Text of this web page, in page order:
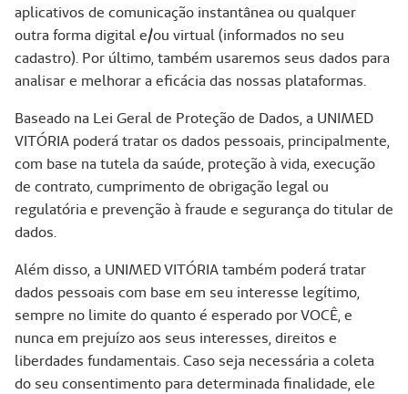
aplicativos de comunicação instantânea ou qualquer
outra forma digital e/ou virtual (informados no seu
cadastro). Por último, também usaremos seus dados para
analisar e melhorar a eficácia das nossas plataformas.
Baseado na Lei Geral de Proteção de Dados, a UNIMED
VITÓRIA poderá tratar os dados pessoais, principalmente,
com base na tutela da saúde, proteção à vida, execução
de contrato, cumprimento de obrigação legal ou
regulatória e prevenção à fraude e segurança do titular de
dados.
Além disso, a UNIMED VITÓRIA também poderá tratar
dados pessoais com base em seu interesse legítimo,
sempre no limite do quanto é esperado por VOCÊ, e
nunca em prejuízo aos seus interesses, direitos e
liberdades fundamentais. Caso seja necessária a coleta
do seu consentimento para determinada finalidade, ele